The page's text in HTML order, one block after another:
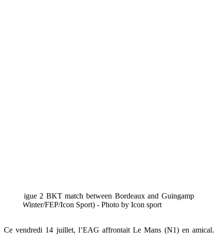
Ligue 2 BKT match between Bordeaux and Guingamp at
Dave Winter/FEP/Icon Sport) - Photo by Icon sport
Ce vendredi 14 juillet, l’EAG affrontait Le Mans (N1) en amical.